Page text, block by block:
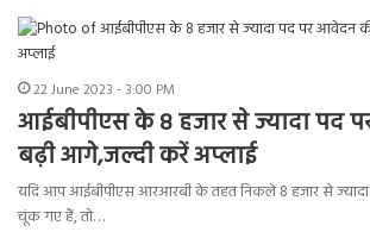
22 June 2023 - 3:00 PM
आईबीपीएस के 8 हजार से ज्यादा पद
बढ़ी आगे,जल्दी करें अप्लाई
यदि आप आईबीपीएस आरआरबी के तहत निकले 8 हजार से
चूंक गए हैं, तो…